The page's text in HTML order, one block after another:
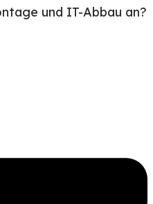
und IT-Abbau an?